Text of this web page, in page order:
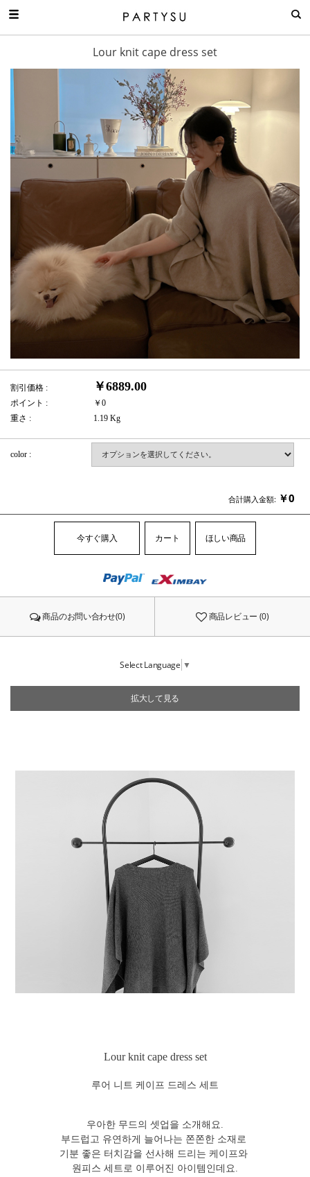
Lour knit cape dress set
割引価格 : ￥6889.00
ポイント :
￥0
重さ :
1.19 Kg
color :
合計購入金額: ￥0
今すぐ購入 カート ほしい商品
商品のお問い合わせ(0) 商品レビュー (0)
Select Language ▼
拡大して見る
Lour knit cape dress set
루어 니트 케이프 드레스 세트
우아한 무드의 셋업을 소개해요.
부드럽고 유연하게 늘어나는 쫀쫀한 소재로
기분 좋은 터치감을 선사해 드리는 케이프와
원피스 세트로 이루어진 아이템인데요.